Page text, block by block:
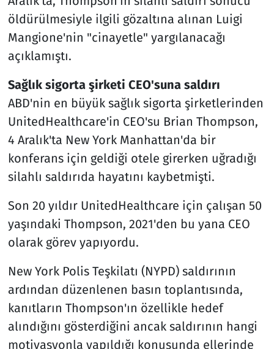
öldürülmesiyle ilgili gözaltına alınan Luigi
Mangione'nin "cinayetle" yargılanacağı
açıklamıştı.
Sağlık sigorta şirketi CEO'suna saldırı
ABD'nin en büyük sağlık sigorta şirketlerinden
UnitedHealthcare'in CEO'su Brian Thompson,
4 Aralık'ta New York Manhattan'da bir
konferans için geldiği otele girerken uğradığı
silahlı saldırıda hayatını kaybetmişti.
Son 20 yıldır UnitedHealthcare için çalışan 50
yaşındaki Thompson, 2021'den bu yana CEO
olarak görev yapıyordu.
New York Polis Teşkilatı (NYPD) saldırının
ardından düzenlenen basın toplantısında,
kanıtların Thompson'ın özellikle hedef
alındığını gösterdiğini ancak saldırının hangi
motivasyonla yapıldığı konusunda ellerinde